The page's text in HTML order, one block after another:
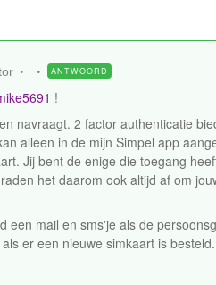
ANTWOORD
!
navraagt. 2 factor authenticatie
alleen in de mijn Simpel app
Jij bent de enige die toegang
het daarom ook altijd af om
een mail en sms'je als de
er een nieuwe simkaart is